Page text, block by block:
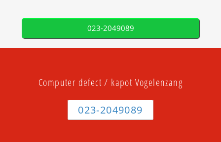
023-2049089
Computer defect / kapot Vogelenzang
023-2049089